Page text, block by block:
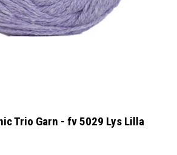
Trio Garn - fv 5029 Lys Lilla